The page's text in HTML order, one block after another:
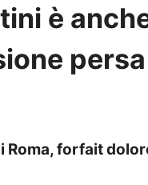
è
persa
Roma, forfait